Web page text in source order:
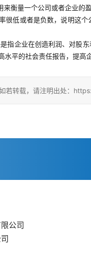
衡量一个公司或者企业的
很低或者是负数，说明这
指企业在创造利润、对股
水平的社会责任报告，提高
若转载，请注明出处：
公司